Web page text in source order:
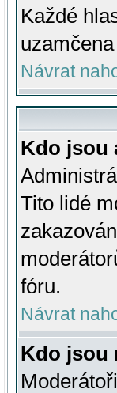
Každé
Návrat
Kdo jsou
Tito lidé
fóru.
Návrat
Kdo jsou